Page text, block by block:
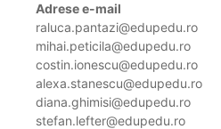
Adrese e-mail
raluca.pantazi@edupedu.ro
mihai.peticila@edupedu.ro
costin.ionescu@edupedu.ro
alexa.stanescu@edupedu.ro
diana.ghimisi@edupedu.ro
stefan.lefter@edupedu.ro